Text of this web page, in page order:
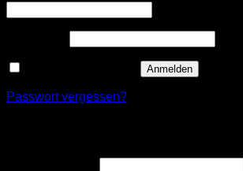
Anmelden
Passwort vergessen?